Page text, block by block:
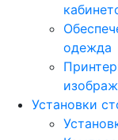
одежда
Установки